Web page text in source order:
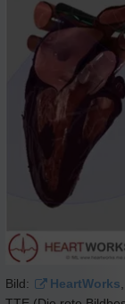
Bild: HeartWorks